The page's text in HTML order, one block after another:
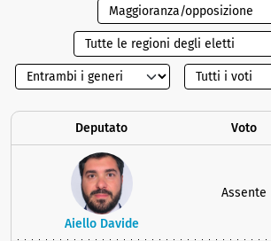
Deputato Voto
Aiello Davide
Assente